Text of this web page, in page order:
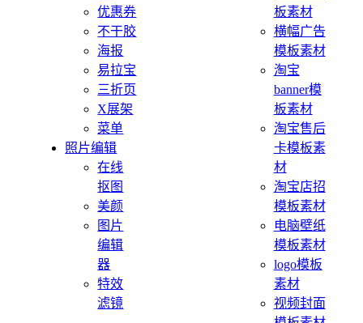
优惠券
不干胶
海报
易拉宝
三折页
X展架
菜单
照片编辑
在线
抠图
美颜
图片
编辑
器
特效
滤镜
板素材
横幅广告
模板素材
淘宝
banner模
板素材
淘宝售后
卡模板素
材
淘宝店招
模板素材
电脑壁纸
模板素材
logo模板
素材
视频封面